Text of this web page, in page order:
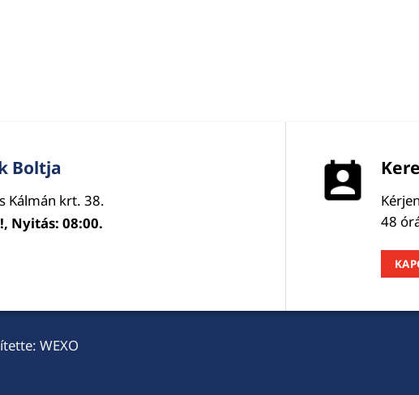
Boltja
Kálmán krt. 38.
Nyitás: 08:00.
48
WEXO